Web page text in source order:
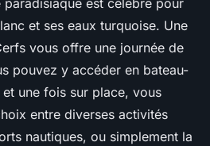
paradisiaque est célèbre pour
et ses eaux turquoise. Une
vous offre une journée de
pouvez y accéder en bateau-
une fois sur place, vous
entre diverses activités
nautiques, ou simplement la